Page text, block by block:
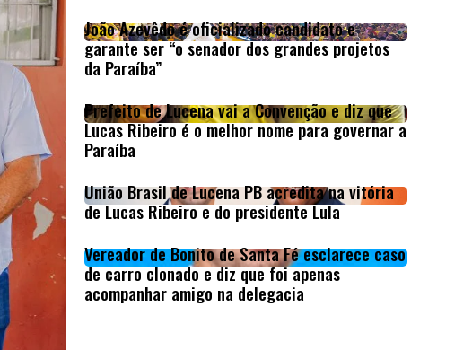
João Azevêdo é oficializado candidato e
garante ser “o senador dos grandes projetos
da Paraíba”
Prefeito de Lucena vai a Convenção e diz que
Lucas Ribeiro é o melhor nome para governar a
Paraíba
União Brasil de Lucena PB acredita na vitória
de Lucas Ribeiro e do presidente Lula
Vereador de Bonito de Santa Fé esclarece caso
de carro clonado e diz que foi apenas
acompanhar amigo na delegacia